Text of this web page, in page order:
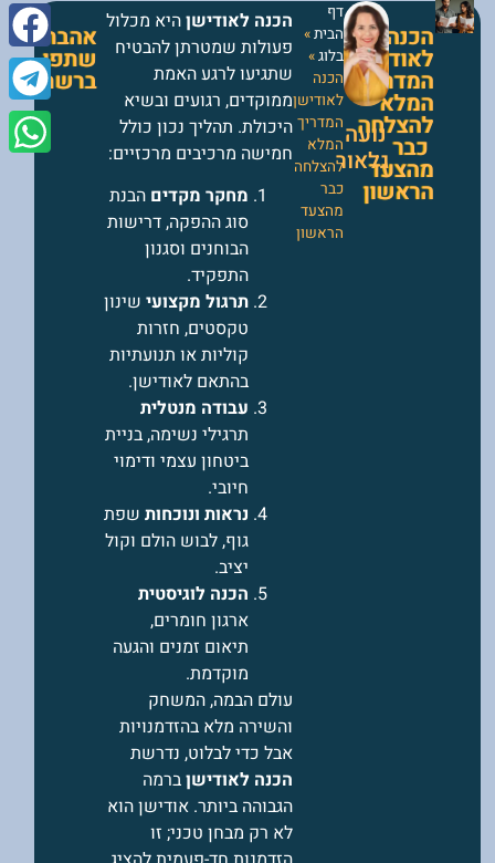
הכנה
לאודישן
המדריך
המלא
להצלחה
כבר
מהצעד
הראשון
נועה
גלאור
דף
הבית»
בלוג»
הכנה
לאודישן
המדריך
המלא
להצלחה
כבר
מהצעד
הראשון
הכנה לאודישןהיא מכלול
פעולות שמטרתן להבטיח
שתגיעו לרגע האמת
ממוקדים, רגועים ובשיא
היכולת. תהליך נכון כולל
חמישה מרכיבים מרכזיים:
מחקר מקדים הבנת
סוג ההפקה, דרישות
הבוחנים וסגנון
התפקיד.
תרגול מקצועי שינון
טקסטים, חזרות
קוליות או תנועתיות
בהתאם לאודישן.
עבודה מנטלית
תרגילי נשימה, בניית
ביטחון עצמי ודימוי
חיובי.
נראות ונוכחות שפת
גוף, לבוש הולם וקול
יציב.
הכנה לוגיסטית
ארגון חומרים,
תיאום זמנים והגעה
מוקדמת.
עולם הבמה, המשחק
והשירה מלא בהזדמנויות
אבל כדי לבלוט, נדרשת
הכנה לאודישןברמה
הגבוהה ביותר. אודישן הוא
לא רק מבחן טכני; זו
אהבתם?
שתפו
ברשתות!